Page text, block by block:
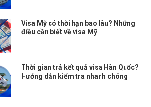
Visa Mỹ có thời hạn bao lâu? Những
điều cần biết về visa Mỹ
Thời gian trả kết quả visa Hàn Quốc?
Hướng dẫn kiểm tra nhanh chóng